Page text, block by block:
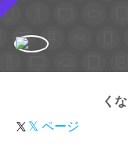
くな
𝕏 ページ